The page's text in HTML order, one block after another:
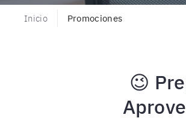
Inicio Promociones
😉